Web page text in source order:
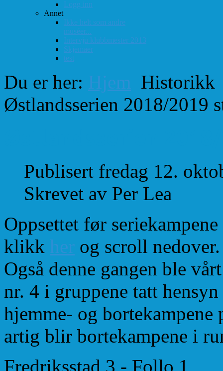
Logg inn
Annet
Ikke helt som andre
muséer...
Intervju klubbmester 2013
Skjemaer
test
Du er her: Hjem Historikk
Østlandsserien 2018/2019
Publisert fredag 12.
Skrevet av Per Lea
Oppsettet før
klikk her og scroll nedover.
Også denne gangen ble
nr. 4 i gruppene tatt
hjemme- og bortekampene
artig blir bortekampene i
Fredriksstad 3 - Follo 1